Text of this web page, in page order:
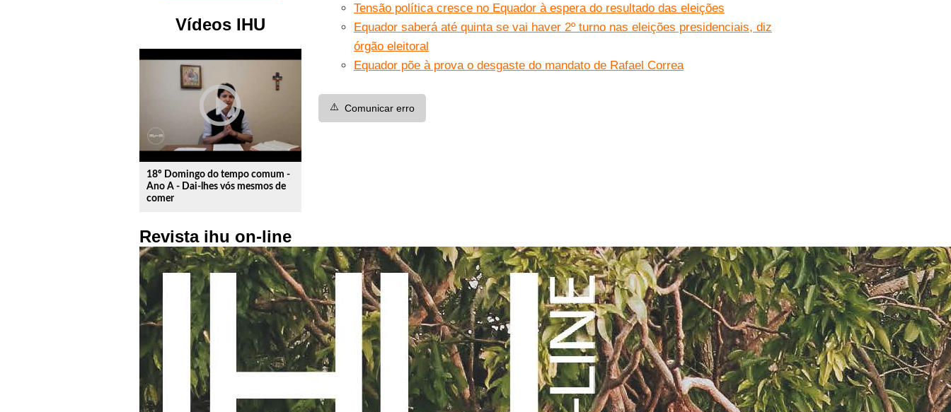
Vídeos IHU
play_circle_outline
18º Domingo do tempo comum -
Ano A - Dai-lhes vós mesmos de
comer
Revista ihu on-line
Tensão política cresce no Equador à espera do resultado das eleições
Equador saberá até quinta se vai haver 2º turno nas eleições presidenciais, diz
órgão eleitoral
Equador põe à prova o desgaste do mandato de Rafael Correa
⚠️ Comunicar erro